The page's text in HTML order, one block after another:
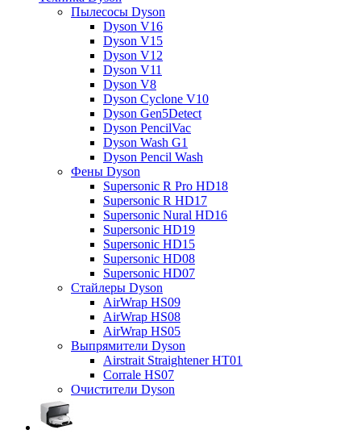
Пылесосы Dyson
Dyson V16
Dyson V15
Dyson V12
Dyson V11
Dyson V8
Dyson Cyclone V10
Dyson Gen5Detect
Dyson PencilVac
Dyson Wash G1
Dyson Pencil Wash
Фены Dyson
Supersonic R Pro HD18
Supersonic R HD17
Supersonic Nural HD16
Supersonic HD19
Supersonic HD15
Supersonic HD08
Supersonic HD07
Стайлеры Dyson
AirWrap HS09
AirWrap HS08
AirWrap HS05
Выпрямители Dyson
Airstrait Straightener HT01
Corrale HS07
Очистители Dyson